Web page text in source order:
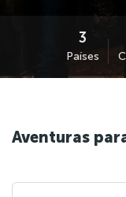
Países
Aventuras